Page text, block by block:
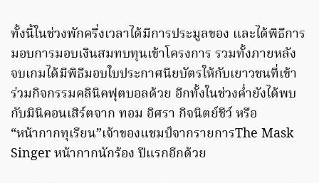
ทั้งนี้ในช่วงพักครึ่งเวลาได้มีการประมูลของ และได้พิธีการ
มอบการมอบเงินสมทบทุนเข้าโครงการ รวมทั้งภายหลัง
จบเกมได้มีพิธีมอบใบประกาศนียบัตรให้กับเยาวชนที่เข้า
ร่วมกิจกรรมคลินิคฟุตบอลด้วย อีกทั้งในช่วงค่ำยังได้พบ
กับมินิคอนเสิร์ตจาก ทอม อิศรา กิจนิตย์ชีว์ หรือ
“หน้ากากทุเรียน”เจ้าของแชมป์จากรายการThe Mask
Singer หน้ากากนักร้อง ปีแรกอีกด้วย